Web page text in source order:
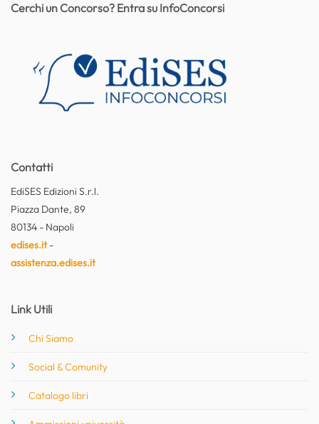
Contatti
EdiSES Edizioni S.r.l.
Piazza Dante, 89
80134 - Napoli
edises.it-
assistenza.edises.it
Link Utili
Chi Siamo
Social & Comunity
Catalogo libri
Cerchi un Concorso? Entra su InfoConcorsi